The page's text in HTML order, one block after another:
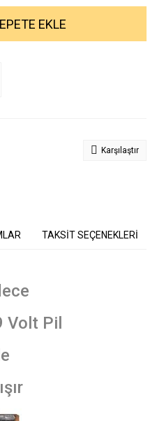
EKLE
Karşılaştır
TAKSİT SEÇENEKLERİ
Volt Pil